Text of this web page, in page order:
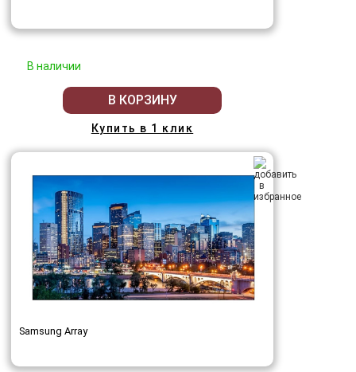
В наличии
В КОРЗИНУ
Купить в 1 клик
Samsung Array